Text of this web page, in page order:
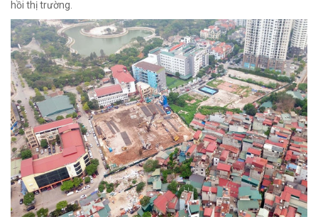
hồi thị trường.